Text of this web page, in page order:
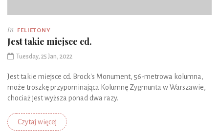
In FELIETONY
Jest takie miejsce cd.
Tuesday, 25 Jan, 2022
Jest takie miejsce cd. Brock's Monument, 56-metrowa kolumna,
może troszkę przypominająca Kolumnę Zygmunta w Warszawie,
chociaż jest wyższa ponad dwa razy.
Czytaj więcej